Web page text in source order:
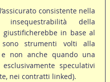
consistente nella
della
giustificherebbe in base al
strumenti volti alla
non anche quando una
speculativi
nei contratti linked).